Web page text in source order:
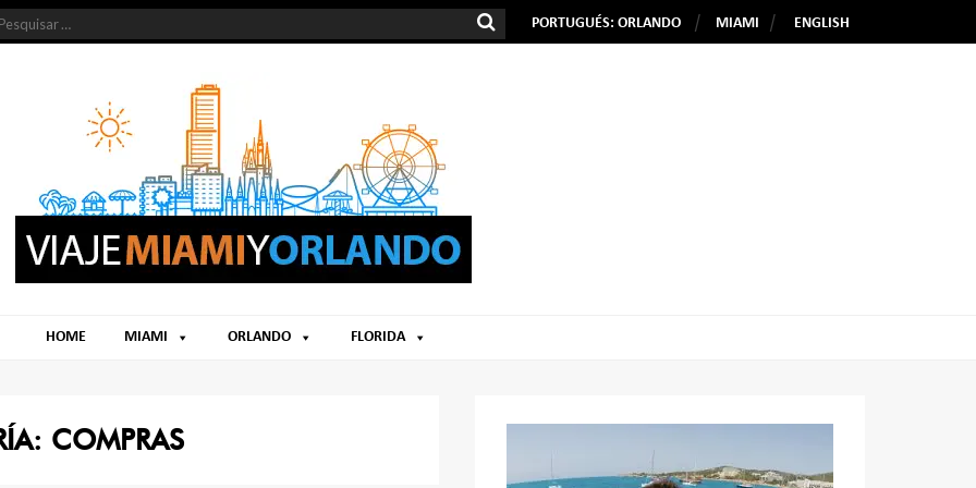
PORTUGUÉS: ORLANDO MIAMI ENGLISH
HOME MIAMI ORLANDO FLORIDA
COMPRAS